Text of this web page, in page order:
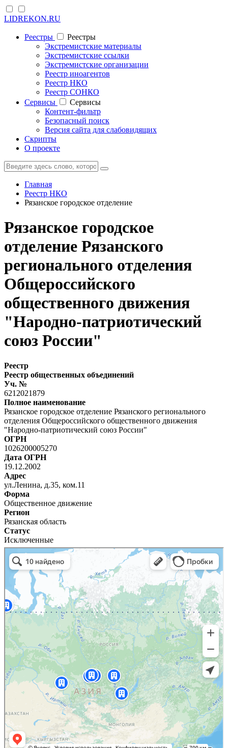
LIDREKON.RU
Реестры
Реестры
Экстремистские материалы
Экстремистские ссылки
Экстремистские организации
Реестр иноагентов
Реестр НКО
Реестр СОНКО
Cервисы
Cервисы
Контент-фильтр
Безопасный поиск
Версия сайта для слабовидящих
Скрипты
О проекте
Главная
Реестр НКО
Рязанское городское отделение
Рязанское городское
отделение Рязанского
регионального отделения
Общероссийского
общественного движения
"Народно-патриотический
союз России"
Реестр
Реестр общественных объединений
Уч. №
6212021879
Полное наименование
Рязанское городское отделение Рязанского регионального
отделения Общероссийского общественного движения
"Народно-патриотический союз России"
ОГРН
1026200005270
Дата ОГРН
19.12.2002
Адрес
ул.Ленина, д.35, ком.11
Форма
Общественное движение
Регион
Рязанская область
Статус
Исключенные